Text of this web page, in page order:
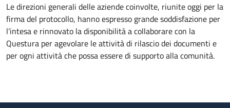
Le direzioni generali delle aziende coinvolte, riunite oggi per la
firma del protocollo, hanno espresso grande soddisfazione per
l’intesa e rinnovato la disponibilità a collaborare con la
Questura per agevolare le attività di rilascio dei documenti e
per ogni attività che possa essere di supporto alla comunità.